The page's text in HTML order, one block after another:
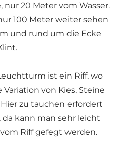
nur 20 Meter vom Wasser.
100 Meter weiter sehen
und rund um die Ecke
ist ein Riff, wo
von Kies, Steine
zu tauchen erfordert
da kann man sehr leicht
Riff gefegt werden.